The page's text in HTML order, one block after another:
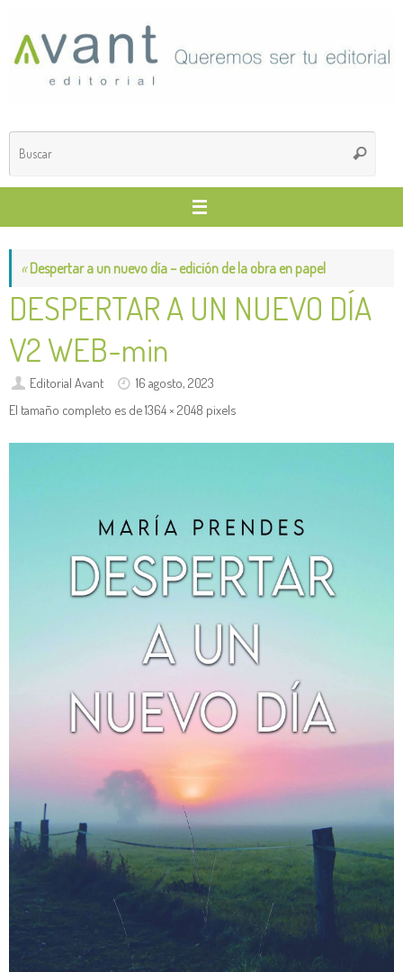
contenido
Buscar
«Despertar a un nuevo día – edición de la obra en papel
DESPERTAR A UN NUEVO DÍA
V2 WEB-min
Editorial Avant
16 agosto, 2023
El tamaño completo es de1364 × 2048 pixels